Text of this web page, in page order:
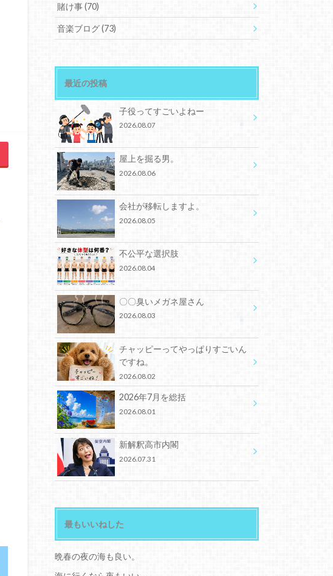
賭け事(70)
音楽ブログ(73)
最近の投稿
子役ってすごいよねー
2026.08.07
屋上を掘る男。
2026.08.06
会社が移転しますよ。
2026.08.05
不公平な選択肢
2026.08.04
〇〇臭いメガネ屋さん
2026.08.03
チャッピーってやっぱりすごいん
ですね。
2026.08.02
2026年7月を総括
2026.08.01
新解釈高市内閣
2026.07.31
最もいいねした
晩春の夜の海も良い。